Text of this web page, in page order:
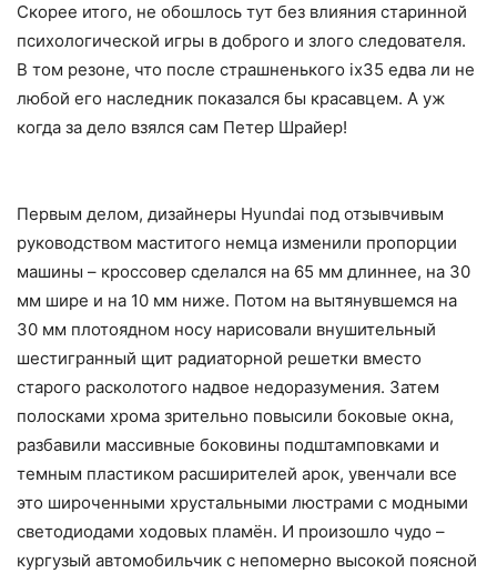
Скорее итого, не обошлось тут без влияния старинной
психологической игры в доброго и злого следователя.
В том резоне, что после страшненького ix35 едва ли не
любой его наследник показался бы красавцем. А уж
когда за дело взялся сам Петер Шрайер!
Первым делом, дизайнеры Hyundai под отзывчивым
руководством маститого немца изменили пропорции
машины – кроссовер сделался на 65 мм длиннее, на 30
мм шире и на 10 мм ниже. Потом на вытянувшемся на
30 мм плотоядном носу нарисовали внушительный
шестигранный щит радиаторной решетки вместо
старого расколотого надвое недоразумения. Затем
полосками хрома зрительно повысили боковые окна,
разбавили массивные боковины подштамповками и
темным пластиком расширителей арок, увенчали все
это широченными хрустальными люстрами с модными
светодиодами ходовых пламён. И произошло чудо –
кургузый автомобильчик с непомерно высокой поясной